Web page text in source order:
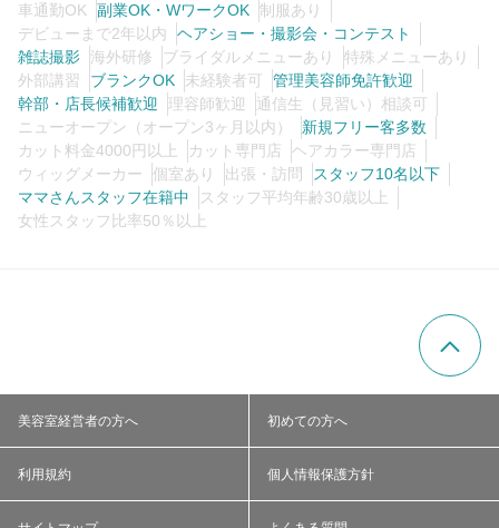
車通勤OK 副業OK・WワークOK 制服あり
デビューまで2年以内
ヘアショー・撮影会・コンテスト
雑誌撮影 海外研修 ブライダルメニューあり
特殊メニューあり
外部講習
ブランクOK 未経験者可
管理美容師免許歓迎
幹部・店長候補歓迎
理容師歓迎
通信生（見習い）相談可
ニューオープン（オープン3ヶ月以内）
新規フリー客多数
カット料金4000円以上
カット専門店
ヘアカラー専門店
ウィッグメーカー
個室あり 出張・訪問
スタッフ10名以下
ママさんスタッフ在籍中
スタッフ平均年齢30歳以上
女性スタッフ比率50％以上
美容室経営者の方へ 初めての方へ
利用規約 個人情報保護方針